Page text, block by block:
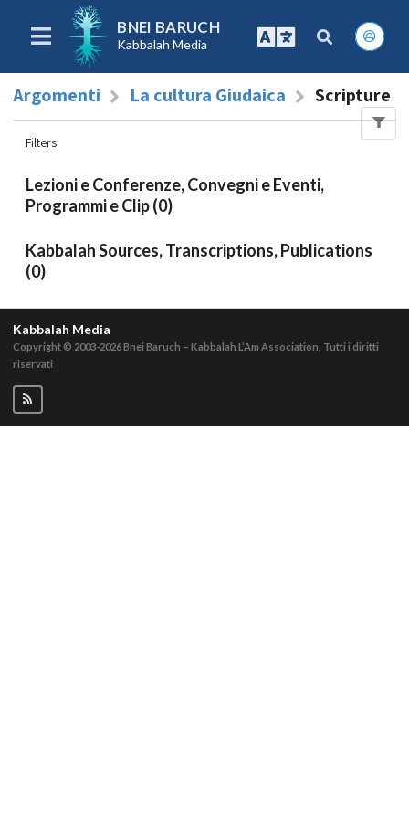
BNEI BARUCH
Kabbalah Media
Argomenti La cultura Giudaica Scripture
Filters:
Lezioni e Conferenze, Convegni e Eventi,
Programmi e Clip (0)
Kabbalah Sources, Transcriptions, Publications
(0)
Kabbalah Media
Copyright © 2003-2026Bnei Baruch – Kabbalah L’Am Association, Tutti i diritti
riservati